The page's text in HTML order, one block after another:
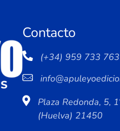
Contacto
(+34) 959 733 763
Plaza Redonda, 5,
(Huelva) 21450